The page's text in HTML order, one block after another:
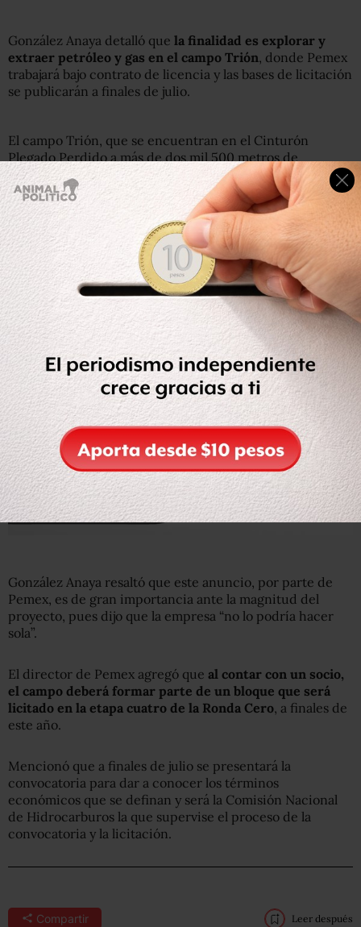
González Anaya detalló que la finalidad es explorar y
extraer petróleo y gas en el campo Trión, donde Pemex
trabajará bajo contrato de licencia y las bases de licitación
se publicarán a finales de julio.
El campo Trión, que se encuentran en el Cinturón
Plegado Perdido a más de dos mil 500 metros de
profundidad del Golfo de México, fue asignado a Pemex
en la Ronda Cero.
La inversión conjunta de Pemex y el sector privado
será por 11 mil millones de dólares, en un plazo de 15
años, dijo el directivo, quien expuso que el 5 de
diciembre se dará a conocer el nombre de los futuros
socios de la petrolera.
González Anaya resaltó que este anuncio, por parte de
Pemex, es de gran importancia ante la magnitud del
proyecto, pues dijo que la empresa “no lo podría hacer
sola”.
El director de Pemex agregó que al contar con un socio,
el campo deberá formar parte de un bloque que será
licitado en la etapa cuatro de la Ronda Cero , a finales de
este año.
Mencionó que a finales de julio se presentará la
convocatoria para dar a conocer los términos
económicos que se definan y será la Comisión Nacional
de Hidrocarburos la que supervise el proceso de la
convocatoria y la licitación.
Compartir Leer después